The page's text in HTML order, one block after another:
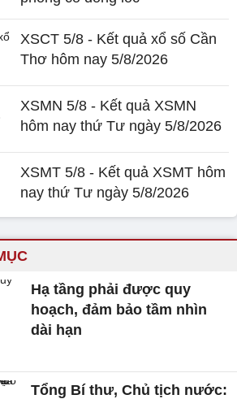
XSCT 5/8 - Kết quả xổ số Cần
Thơ hôm nay 5/8/2026
XSMN 5/8 - Kết quả XSMN
hôm nay thứ Tư ngày 5/8/2026
XSMT 5/8 - Kết quả XSMT hôm
nay thứ Tư ngày 5/8/2026
Hạ tầng phải được quy
hoạch, đảm bảo tầm nhìn
dài hạn
Tổng Bí thư, Chủ tịch nước: